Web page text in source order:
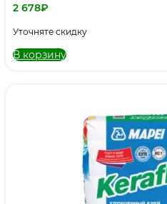
2 678₽
Уточняте скидку
В корзину